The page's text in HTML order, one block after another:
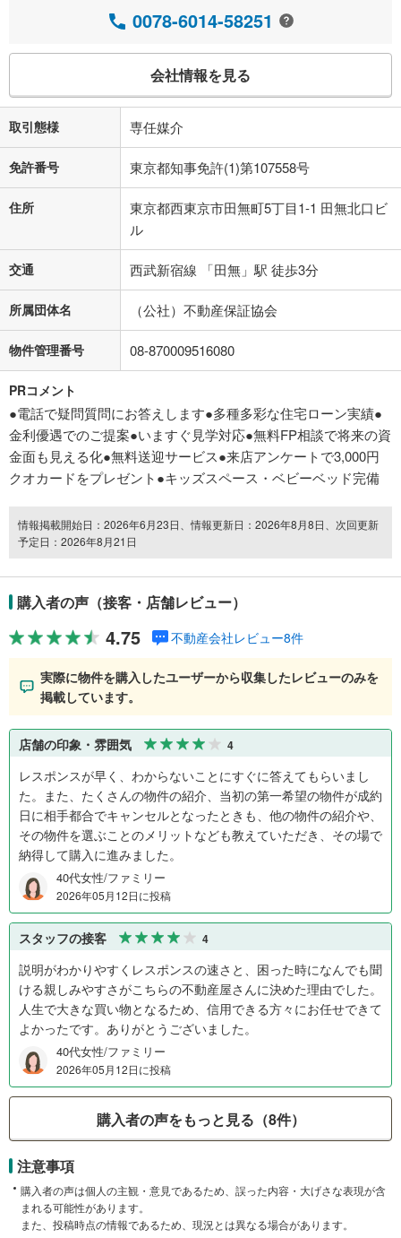
0078-6014-58251
会社情報を見る
取引態様 専任媒介
免許番号 東京都知事免許(1)第107558号
住所
東京都西東京市田無町5丁目1-1 田無北口ビ
ル
交通 西武新宿線 「田無」駅 徒歩3分
所属団体名 （公社）不動産保証協会
物件管理番号 08-870009516080
PRコメント
●電話で疑問質問にお答えします●多種多彩な住宅ローン実績●
金利優遇でのご提案●いますぐ見学対応●無料FP相談で将来の資
金面も見える化●無料送迎サービス●来店アンケートで3,000円
クオカードをプレゼント●キッズスペース・ベビーベッド完備
情報掲載開始日：2026年6月23日、情報更新日：2026年8月8日、次回更新
予定日：2026年8月21日
購入者の声（接客・店舗レビュー）
4.75 不動産会社レビュー8件
実際に物件を購入したユーザーから収集したレビューのみを
掲載しています。
店舗の印象・雰囲気 4
レスポンスが早く、わからないことにすぐに答えてもらいまし
た。また、たくさんの物件の紹介、当初の第一希望の物件が成約
日に相手都合でキャンセルとなったときも、他の物件の紹介や、
その物件を選ぶことのメリットなども教えていただき、その場で
納得して購入に進みました。
40代女性/ファミリー
2026年05月12日に投稿
スタッフの接客 4
説明がわかりやすくレスポンスの速さと、困った時になんでも聞
ける親しみやすさがこちらの不動産屋さんに決めた理由でした。
人生で大きな買い物となるため、信用できる方々にお任せできて
よかったです。ありがとうございました。
40代女性/ファミリー
2026年05月12日に投稿
購入者の声をもっと見る（8件）
注意事項
購入者の声は個人の主観・意見であるため、誤った内容・大げさな表現が含
まれる可能性があります。
また、投稿時点の情報であるため、現況とは異なる場合があります。